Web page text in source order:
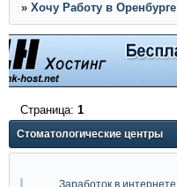
» Хочу Работу в Оренбурге
Стоматологические центры
Страница: 1
Заработок в интернете